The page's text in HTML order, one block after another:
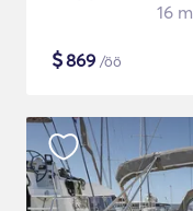
16 m
$869 /öö